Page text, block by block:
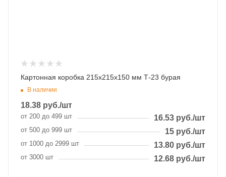
Картонная коробка 215х215х150 мм Т-23 бурая
В наличии
18.38 руб./шт
от 200 до 499 шт 16.53 руб./шт
от 500 до 999 шт 15 руб./шт
от 1000 до 2999 шт 13.80 руб./шт
от 3000 шт 12.68 руб./шт